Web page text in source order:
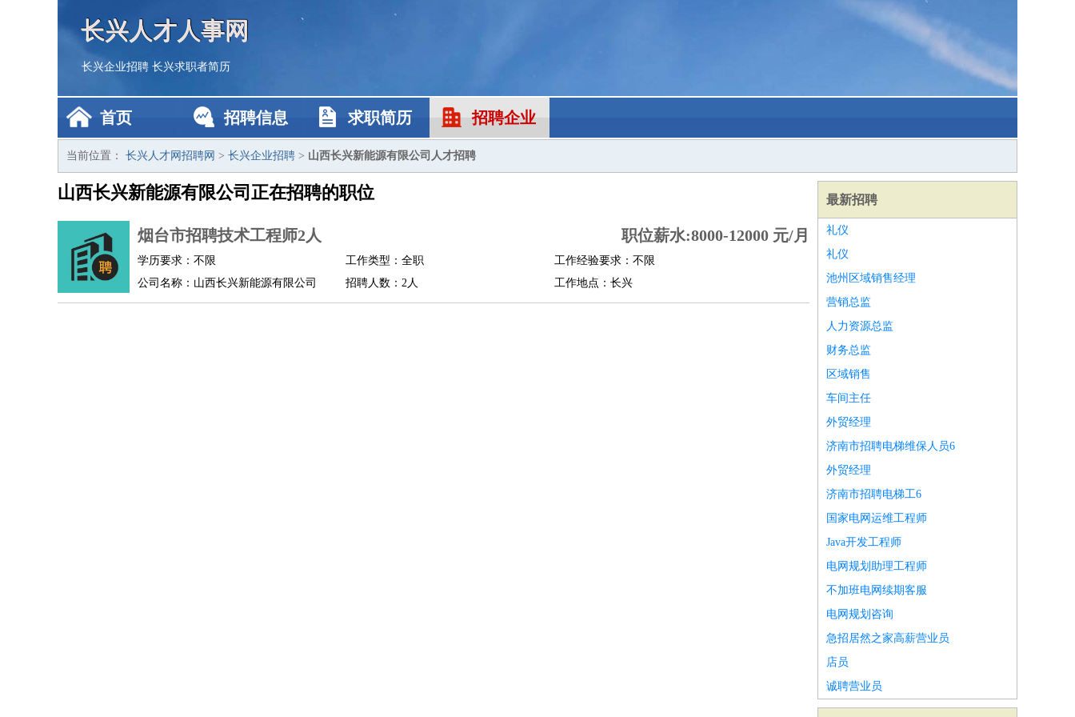
长兴人才人事网
长兴企业招聘 长兴求职者简历
首页 招聘信息 求职简历 招聘企业
当前位置： 长兴人才网招聘网 > 长兴企业招聘 > 山西长兴新能源有限公司人才招聘
山西长兴新能源有限公司正在招聘的职位
烟台市招聘技术工程师2人 职位薪水:8000-12000 元/月
学历要求：不限 工作类型：全职
工作经验要求：不限
公司名称：山西长兴新能源有限公司
招聘人数：2人 工作地点：长兴
最新招聘
礼仪
礼仪
池州区域销售经理
营销总监
人力资源总监
财务总监
区域销售
车间主任
外贸经理
济南市招聘电梯维保人员6
外贸经理
济南市招聘电梯工6
国家电网运维工程师
Java开发工程师
电网规划助理工程师
不加班电网续期客服
电网规划咨询
急招居然之家高薪营业员
店员
诚聘营业员